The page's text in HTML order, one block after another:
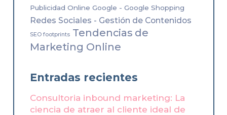
Publicidad Online Google - Google Shopping
Redes Sociales - Gestión de Contenidos
SEO footprints Tendencias de
Marketing Online
Entradas recientes
Consultoria inbound marketing: La
ciencia de atraer al cliente ideal de